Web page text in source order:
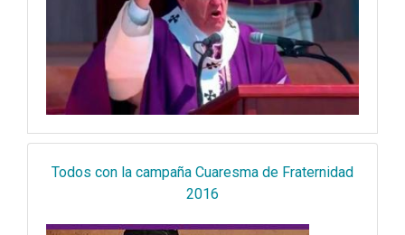
Todos con la campaña Cuaresma de Fraternidad
2016